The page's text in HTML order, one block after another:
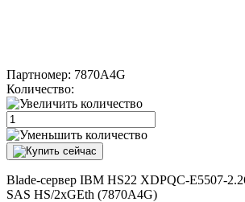
Партномер: 7870A4G
Количество:
Blade-сервер IBM HS22 XDPQC-E5507-
SAS HS/2xGEth (7870A4G)